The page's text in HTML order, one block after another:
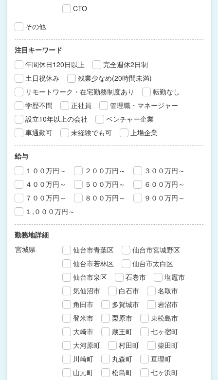
CTO
その他
注目キーワード
年間休日120日以上
完全週休2日制
土日祝休み
残業少なめ(20時間未満)
リモートワーク・在宅勤務制度あり
転勤なし
学歴不問
正社員
管理職・マネージャー
設立10年以上の会社
ベンチャー企業
車通勤可
未経験でも可 上場企業
給与
１００万円～
２００万円～
３００万円～
４００万円～
５００万円～
６００万円～
７００万円～
８００万円～
９００万円～
１,０００万円～
勤務地詳細
宮城県
仙台市青葉区
仙台市宮城野区
仙台市若林区
仙台市太白区
仙台市泉区
石巻市
塩竈市
気仙沼市
白石市
名取市
角田市
多賀城市
岩沼市
登米市
栗原市
東松島市
大崎市
蔵王町
七ヶ宿町
大河原町
村田町
柴田町
川崎町
丸森町
亘理町
山元町
松島町 七ヶ浜町